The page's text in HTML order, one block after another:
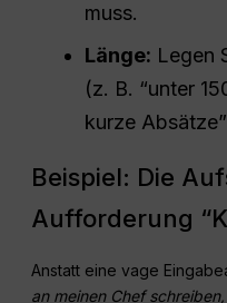
muss.
Länge: Legen
(z. B. “unter
kurze
Beispiel: Die
Aufforderung
Anstatt eine vage
an meinen Chef